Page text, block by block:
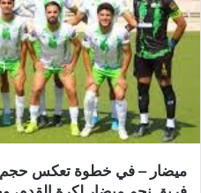
د
ا
إ
ل
ك
ت
ميضار – في خطوة تعكس حجم